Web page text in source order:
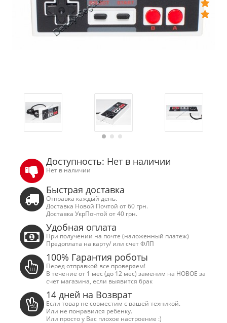
Доступность: Нет в наличии
Нет в наличии
Быстрая доставка
Отправка каждый день.
Доставка Новой Почтой от 60 грн.
Доставка УкрПочтой от 40 грн.
Удобная оплата
При получении на почте (наложенный платеж)
Предоплата на карту/ или счет ФЛП
100% Гарантия роботы
Перед отправкой все проверяем!
В течение от 1 мес (до 12 мес) заменим на НОВОЕ за
счет магазина, если выявится брак
14 дней на Возврат
Если товар не совместим с вашей техникой.
Или не понравился ребенку.
Или просто у Вас плохое настроение :)